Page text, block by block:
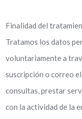
Finalidad del
Tratamos los datos
voluntariamente a
suscripción o correo
consultas, prestar
con la actividad de la